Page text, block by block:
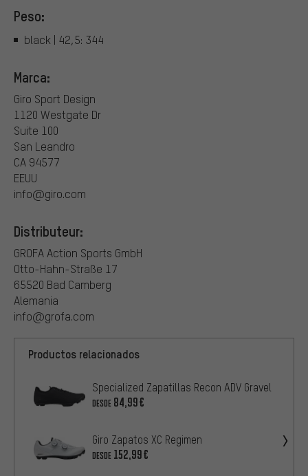
Peso:
black | 42,5: 344
Marca:
Giro Sport Design
1120 Westgate Dr
Suite 100
San Leandro
CA 94577
EEUU
info@giro.com
Distributeur:
GROFA Action Sports GmbH
Otto-Hahn-Straße 17
65520 Bad Camberg
Alemania
info@grofa.com
Productos relacionados
Specialized Zapatillas Recon ADV Gravel
DESDE 84,99€
Giro Zapatos XC Regimen
DESDE 152,99€